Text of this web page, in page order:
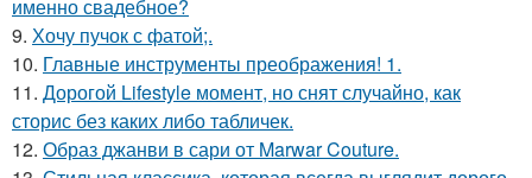
именно свадебное?
9. Хочу пучок с фатой;.
10. Главные инструменты преображения! 1.
11. Дорогой Lifestyle момент, но снят случайно, как
сторис без каких либо табличек.
12. Образ джанви в сари от Marwar Couture.